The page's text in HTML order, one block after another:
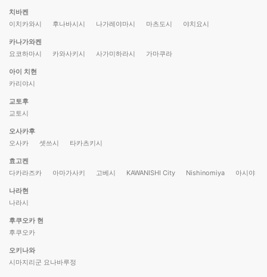
치바켄
이치카와시
후나바시시 나가레야마시 마츠도시 야치요시
카나가와켄
요코하마시
카와사키시 사가미하라시 가마쿠라
아이 치현
카리야시
교토후
교토시
오사카후
오사카
셋쓰시 타카츠키시
효고켄
다카라즈카
아마가사키 고베시 KAWANISHI City Nishinomiya 아시야
나라현
나라시
후쿠오카 현
후쿠오카
오키나와
시마지리군 요나바루정